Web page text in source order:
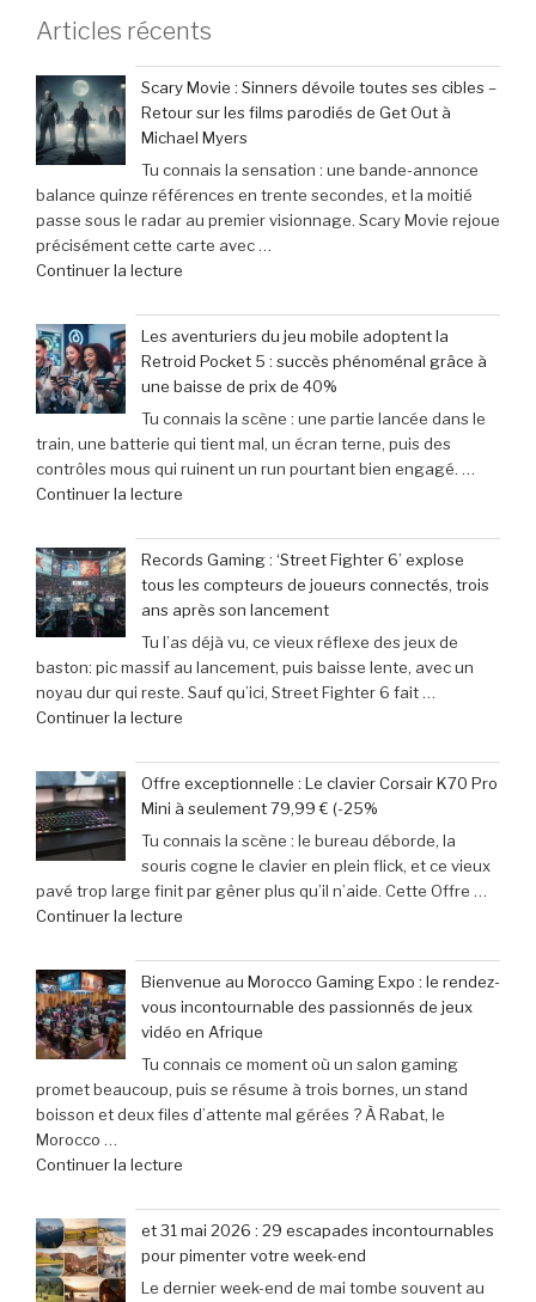
Articles récents
Scary Movie : Sinners dévoile toutes ses cibles –
Retour sur les films parodiés de Get Out à
Michael Myers
Tu connais la sensation : une bande-annonce
balance quinze références en trente secondes, et la moitié
passe sous le radar au premier visionnage. Scary Movie rejoue
précisément cette carte avec …
Continuer la lecture
Movie
:
Sinners
dévoile
toutes
ses
cibles
sur
les
films
parodiés
de
Get
Out
Les aventuriers du jeu mobile adoptent la
Retroid Pocket 5 : succès phénoménal grâce à
une baisse de prix de 40%
Tu connais la scène : une partie lancée dans le
train, une batterie qui tient mal, un écran terne, puis des
contrôles mous qui ruinent un run pourtant bien engagé. …
Continuer la lecture
aventuriers
du
jeu
mobile
adoptent
la
Retroid
:
succès
phénoménal
grâce
à
une
Records Gaming : ‘Street Fighter 6’ explose
tous les compteurs de joueurs connectés, trois
ans après son lancement
Tu l’as déjà vu, ce vieux réflexe des jeux de
baston: pic massif au lancement, puis baisse lente, avec un
noyau dur qui reste. Sauf qu’ici, Street Fighter 6 fait …
Continuer la lecture
Gaming
:
‘Street
Fighter
6’
explose
compteurs
de
joueurs
connectés,
trois
ans
après
Offre exceptionnelle : Le clavier Corsair K70 Pro
Mini à seulement 79,99 € (-25%
Tu connais la scène : le bureau déborde, la
souris cogne le clavier en plein flick, et ce vieux
pavé trop large finit par gêner plus qu’il n’aide. Cette Offre …
Continuer la lecture
exceptionnelle
:
Le
clavier
Corsair
K70
Pro
79,99
€
(-25% »
Bienvenue au Morocco Gaming Expo : le rendez-
vous incontournable des passionnés de jeux
vidéo en Afrique
Tu connais ce moment où un salon gaming
promet beaucoup, puis se résume à trois bornes, un stand
boisson et deux files d’attente mal gérées ? À Rabat, le
Morocco …
Continuer la lecture
au
Morocco
Gaming
Expo
et 31 mai 2026 : 29 escapades incontournables
pour pimenter votre week-end
Le dernier week-end de mai tombe souvent au